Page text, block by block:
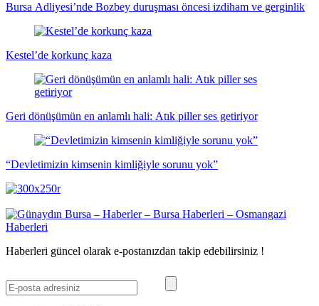
Bursa Adliyesi’nde Bozbey duruşması öncesi izdiham ve gerginlik
Kestel’de korkunç kaza
Geri dönüşümün en anlamlı hali: Atık piller ses getiriyor
“Devletimizin kimsenin kimliğiyle sorunu yok”
Haberleri güncel olarak e-postanızdan takip edebilirsiniz !